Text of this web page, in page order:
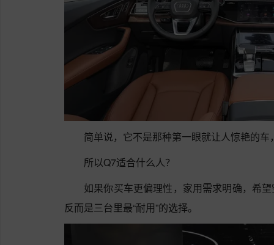
简单说，它不是那种第一眼就让人惊艳的
所以Q7适合什么人？
如果你买车更偏理性，家用需求明确，希
反而是三台里最“耐用”的选择。